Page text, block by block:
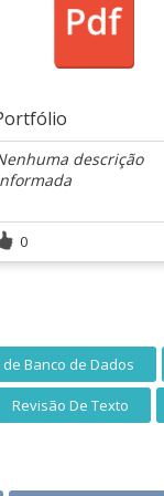
descrição
0
Banco de Dados
Revisão De Texto